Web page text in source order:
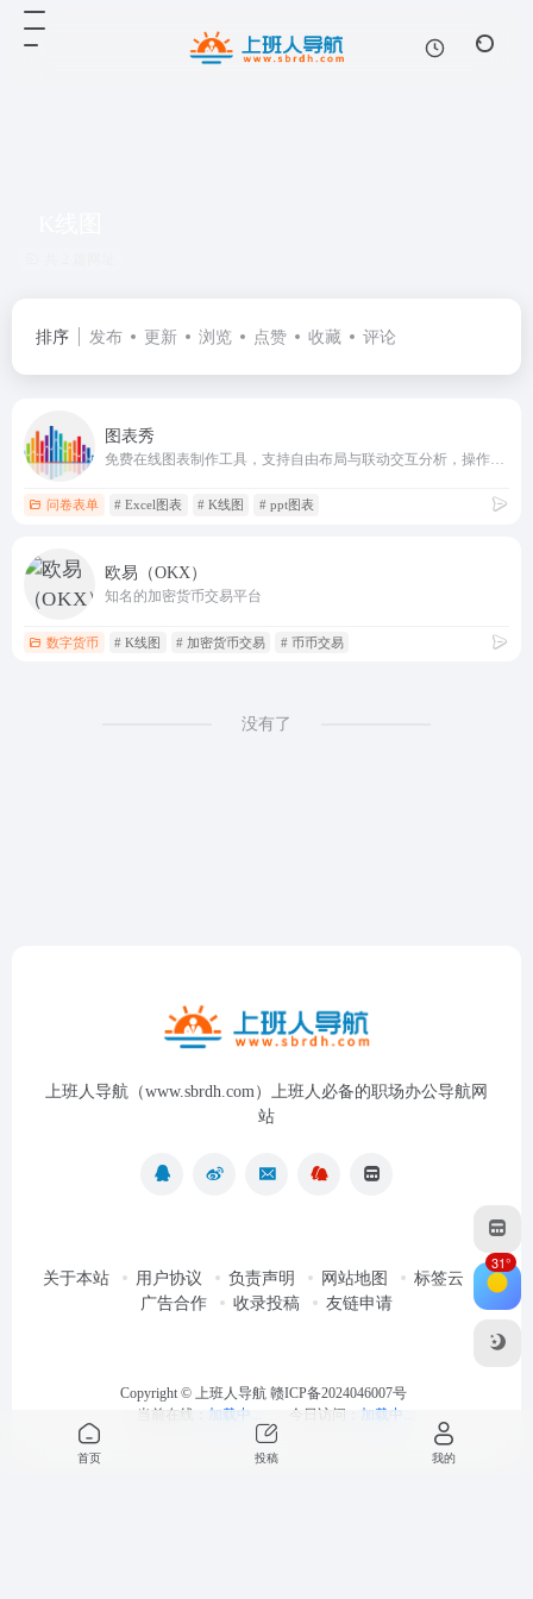
排序 发布 更新 浏览 点赞 收藏 评论
图表秀
问卷表单 # Excel图表 # K线图 # ppt图表
欧易（OKX）
知名的加密货币交易平台
数字货币 # K线图 # 加密货币交易 # 币币交易
没有了
上班人导航（www.sbrdh.com）上班人必备的职场办公导航网
站
关于本站 用户协议 负责声明 网站地图
标签云
广告合作
收录投稿 友链申请
Copyright © 上班人导航 赣ICP备2024046007号
当前在线： 加载中... 今日访问： 加载中...
31°
首页 投稿 我的